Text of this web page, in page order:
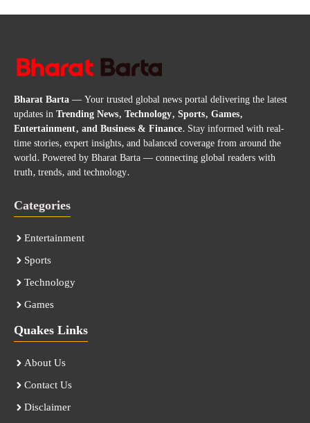
Bharat Barta— Your trusted global news portal delivering the latest
updates inTrending News, Technology, Sports, Games,
Entertainment, and Business & Finance. Stay informed with real-
time stories, expert insights, and balanced coverage from around the
world. Powered by Bharat Barta — connecting global readers with
truth, trends, and technology.
Categories
Entertainment
Sports
Technology
Games
Quakes Links
About Us
Contact Us
Disclaimer